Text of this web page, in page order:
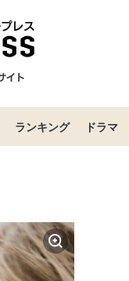
ランキング ドラマ